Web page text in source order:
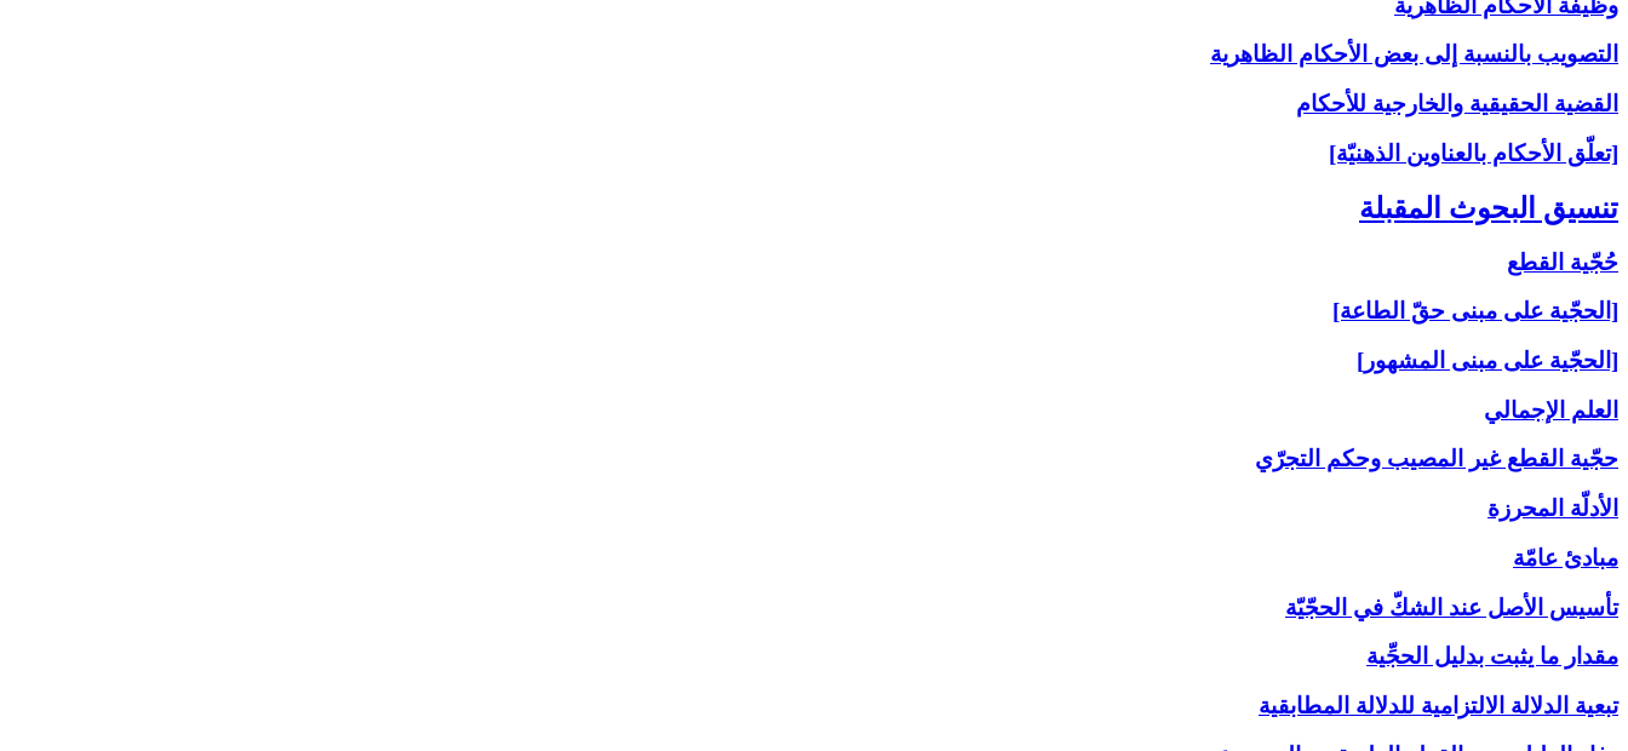
التصويب بالنسبة إلى‏ بعض الأحكام الظاهرية
القضية الحقيقية والخارجية للأحكام
[تعلّق الأحكام بالعناوين الذهنيّة]
تنسيق البحوث المقبلة
حُجّية القطع
[الحجّية على مبنى حقّ الطاعة]
[الحجّية على مبنى المشهور]
العلم الإجمالي
حجّية القطع غير المصيب وحكم التجرّي
الأدلّة المحرزة
مبادئ عامّة
تأسيس الأصل عند الشكّ في الحجّيّة
مقدار ما يثبت بدليل الحجِّية
تبعية الدلالة الالتزامية للدلالة المطابقية